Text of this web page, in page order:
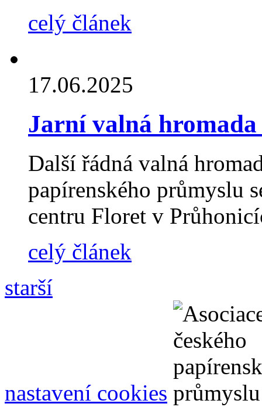
celý článek
17.06.2025
Jarní valná
Další řádná valná
papírenského průmyslu
centru Floret v
celý článek
starší
nastavení cookies